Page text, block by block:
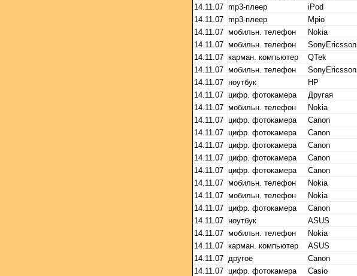
14.11.07 mp3-плеер iPod
14.11.07 mp3-плеер Mpio
14.11.07 мобильн. телефон Nokia
14.11.07 мобильн. телефон SonyEricsson
14.11.07 карман. компьютер QTek
14.11.07 мобильн. телефон SonyEricsson
14.11.07 ноутбук HP
14.11.07 цифр. фотокамера Другая
14.11.07 мобильн. телефон Nokia
14.11.07 цифр. фотокамера Canon
14.11.07 цифр. фотокамера Canon
14.11.07 цифр. фотокамера Canon
14.11.07 цифр. фотокамера Canon
14.11.07 цифр. фотокамера Canon
14.11.07 мобильн. телефон Nokia
14.11.07 мобильн. телефон Nokia
14.11.07 цифр. фотокамера Canon
14.11.07 ноутбук ASUS
14.11.07 мобильн. телефон Nokia
14.11.07 карман. компьютер ASUS
14.11.07 другое Canon
14.11.07 цифр. фотокамера Casio